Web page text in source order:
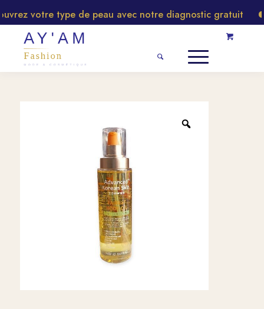
votre type de peau avec notre diagnostic gratuit